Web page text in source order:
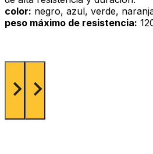
color: negro, azul, verde,
peso máximo de resistencia: